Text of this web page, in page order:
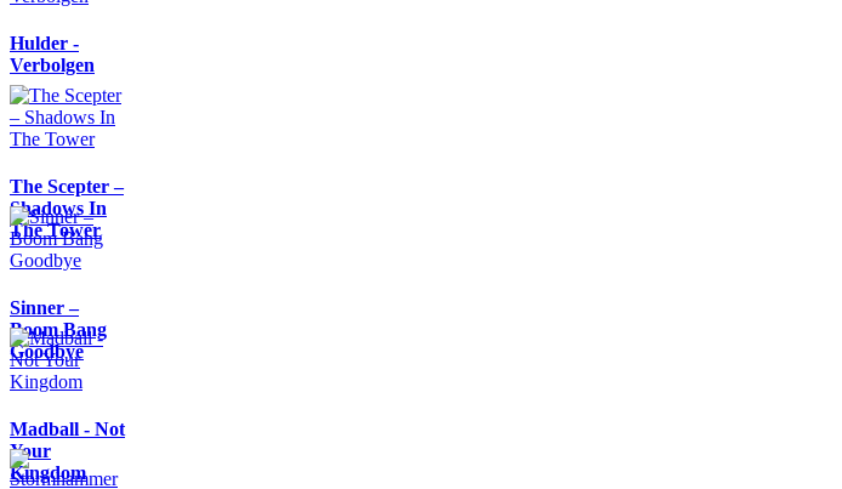
Hulder -
Verbolgen
The Scepter –
Shadows In
The Tower
Sinner –
Boom Bang
Goodbye
Madball - Not
Your
Kingdom